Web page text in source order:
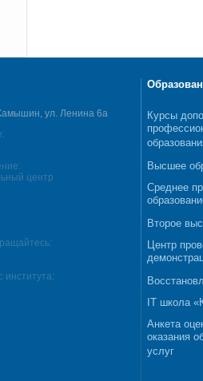
ул. Ленина 6а
центр
Курсы
Высшее
Среднее
Второе
Центр
IT школа
Анкета
оказания
услуг